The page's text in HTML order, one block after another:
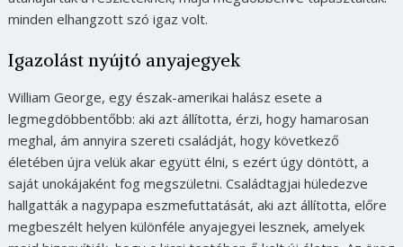
minden elhangzott szó igaz volt.
Igazolást nyújtó anyajegyek
William George, egy észak-amerikai halász esete a
legmegdöbbentőbb: aki azt állította, érzi, hogy hamarosan
meghal, ám annyira szereti családját, hogy következő
életében újra velük akar együtt élni, s ezért úgy döntött, a
saját unokájaként fog megszületni. Családtagjai hüledezve
hallgatták a nagypapa eszmefuttatását, aki azt állította, előre
megbeszélt helyen különféle anyajegyei lesznek, amelyek